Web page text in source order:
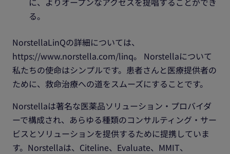
る。
NorstellaLinQの詳細については、
https://www.norstella.com/linq。 Norstellaについて
私たちの使命はシンプルです。患者さんと医療提供者の
ために、救命治療への道をスムーズにすることです。
Norstellaは著名な医薬品ソリューション・プロバイダ
ーで構成され、あらゆる種類のコンサルティング・サー
ビスとソリューションを提供するために提携していま
す。Norstellaは、Citeline、Evaluate、MMIT、